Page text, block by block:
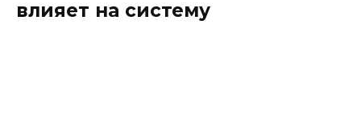
влияет на систему